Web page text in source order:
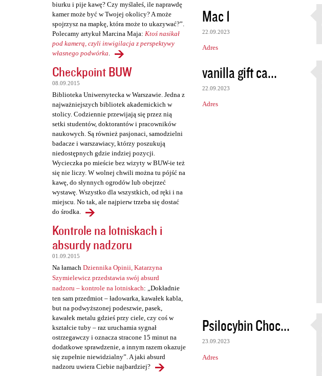
biurku i pije kawę? Czy myślałeś, ile naprawdę
kamer może być w Twojej okolicy? A może
spojrzysz na mapkę, która może to ukazywać?”.
Polecamy artykuł Marcina Maja: Ktoś nasikał
pod kamerą, czyli inwigilacja z perspektywy
własnego podwórka.
Checkpoint BUW
08.09.2015
Biblioteka Uniwersytecka w Warszawie. Jedna z
najważniejszych bibliotek akademickich w
stolicy. Codziennie przewijają się przez nią
setki studentów, doktorantów i pracowników
naukowych. Są również pasjonaci, samodzielni
badacze i warszawiacy, którzy poszukują
niedostępnych gdzie indziej pozycji.
Wycieczka po mieście bez wizyty w BUW-ie też
się nie liczy. W wolnej chwili można tu pójść na
kawę, do słynnych ogrodów lub obejrzeć
wystawę. Wszystko dla wszystkich, od ręki i na
miejscu. No tak, ale najpierw trzeba się dostać
do środka.
Kontrole na lotniskach i
absurdy nadzoru
01.09.2015
Na łamach Dziennika Opinii, Katarzyna
Szymielewicz przedstawia swój absurd
nadzoru – kontrole na lotniskach: „Dokładnie
ten sam przedmiot – ładowarka, kawałek kabla,
but na podwyższonej podeszwie, pasek,
kawałek metalu gdzieś przy ciele, czy coś w
kształcie tuby – raz uruchamia sygnał
ostrzegawczy i oznacza stracone 15 minut na
dodatkowe sprawdzenie, a innym razem okazuje
się zupełnie niewidzialny”. A jaki absurd
nadzoru uwiera Ciebie najbardziej?
K
o
m
e
n
t
r
Mac 1
22.09.2023
Adres
vanilla gift ca...
22.09.2023
Adres
Psilocybin Choc...
23.09.2023
Adres